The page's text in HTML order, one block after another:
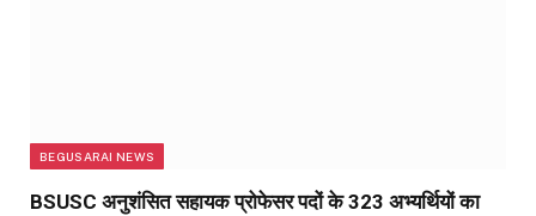
BEGUSARAI NEWS
BSUSC अनुशंसित सहायक प्रोफेसर पदों के 323 अभ्यर्थियों का